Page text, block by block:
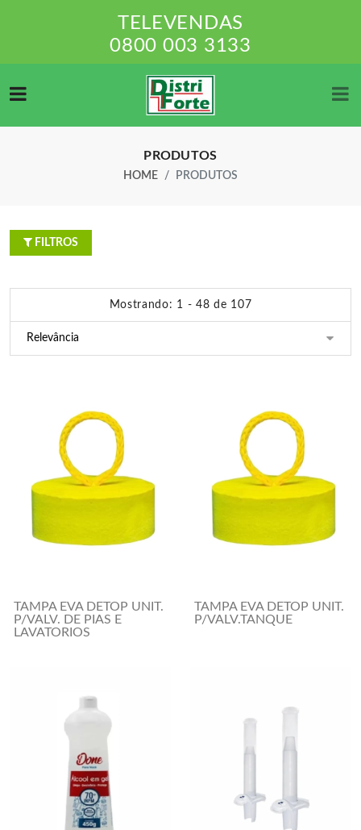
TELEVENDAS
0800 003 3133
PRODUTOS
HOME PRODUTOS
FILTROS
Mostrando: 1 - 48 de 107
TAMPA EVA DETOP UNIT.
P/VALV. DE PIAS E
LAVATORIOS
TAMPA EVA DETOP UNIT.
P/VALV.TANQUE